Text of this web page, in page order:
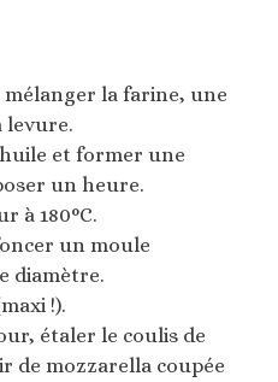
mélanger la farine, une
levure.
et former une
un heure.
à 180°C.
un moule
diamètre.
!).
étaler le coulis de
de mozzarella coupée